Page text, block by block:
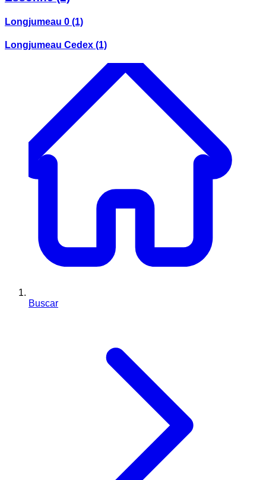
Longjumeau 0 (1)
Longjumeau Cedex (1)
Buscar